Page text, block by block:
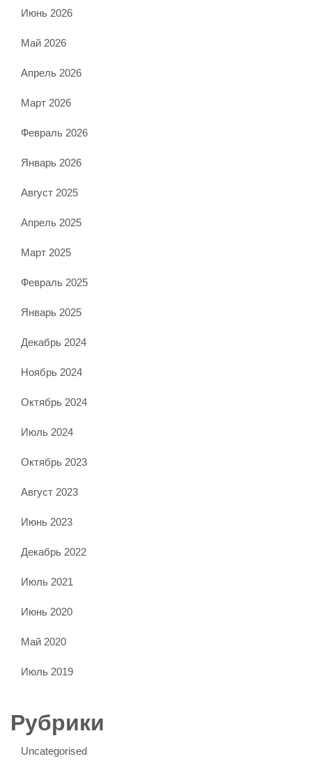
Июнь 2026
Май 2026
Апрель 2026
Март 2026
Февраль 2026
Январь 2026
Август 2025
Апрель 2025
Март 2025
Февраль 2025
Январь 2025
Декабрь 2024
Ноябрь 2024
Октябрь 2024
Июль 2024
Октябрь 2023
Август 2023
Июнь 2023
Декабрь 2022
Июль 2021
Июнь 2020
Май 2020
Июль 2019
Рубрики
Uncategorised